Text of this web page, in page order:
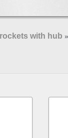
with hub »